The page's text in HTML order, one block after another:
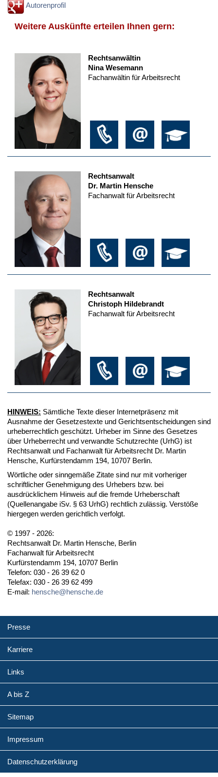
Autorenprofil
Weitere Auskünfte erteilen Ihnen gern:
Rechtsanwältin
Nina Wesemann
Fachanwältin für Arbeitsrecht
Rechtsanwalt
Dr. Martin Hensche
Fachanwalt für Arbeitsrecht
Rechtsanwalt
Christoph Hildebrandt
Fachanwalt für Arbeitsrecht
HINWEIS: Sämtliche Texte dieser Internetpräsenz mit
Ausnahme der Gesetzestexte und Gerichtsentscheidungen sind
urheberrechtlich geschützt. Urheber im Sinne des Gesetzes
über Urheberrecht und verwandte Schutzrechte (UrhG) ist
Rechtsanwalt und Fachanwalt für Arbeitsrecht Dr. Martin
Hensche, Kurfürstendamm 194, 10707 Berlin.
Wörtliche oder sinngemäße Zitate sind nur mit vorheriger
schriftlicher Genehmigung des Urhebers bzw. bei
ausdrücklichem Hinweis auf die fremde Urheberschaft
(Quellenangabe iSv. § 63 UrhG) rechtlich zulässig. Verstöße
hiergegen werden gerichtlich verfolgt.
© 1997 - 2026:
Rechtsanwalt Dr. Martin Hensche, Berlin
Fachanwalt für Arbeitsrecht
Kurfürstendamm 194, 10707 Berlin
Telefon: 030 - 26 39 62 0
Telefax: 030 - 26 39 62 499
E-mail: hensche@hensche.de
Presse
Karriere
Links
A bis Z
Sitemap
Impressum
Datenschutzerklärung